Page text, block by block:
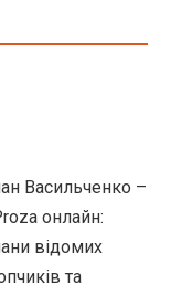
Васильченко –
онлайн:
відомих
та